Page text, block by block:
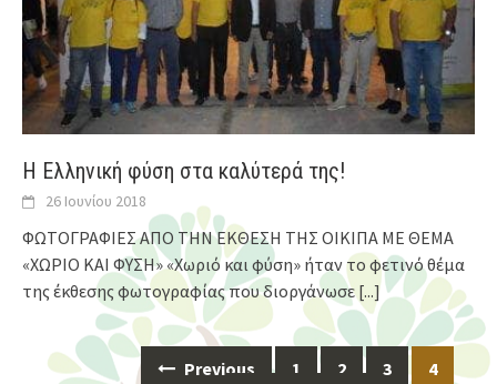
Η Ελληνική φύση στα καλύτερά της!
26 Ιουνίου 2018
ΦΩΤΟΓΡΑΦΙΕΣ ΑΠΟ ΤΗΝ ΕΚΘΕΣΗ ΤΗΣ ΟΙΚΙΠΑ ΜΕ ΘΕΜΑ
«ΧΩΡΙΟ ΚΑΙ ΦΥΣΗ» «Χωριό και φύση» ήταν το φετινό θέμα
της έκθεσης φωτογραφίας που διοργάνωσε[...]
Previous 1 2 3 4